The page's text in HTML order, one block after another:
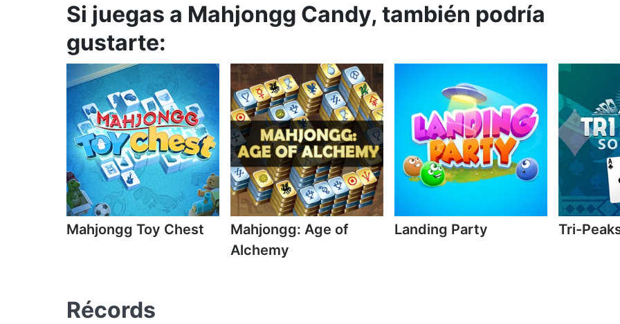
Si juegas a Mahjongg Candy, también podría
gustarte:
Mahjongg Toy Chest
Mahjongg: Age of
Alchemy
Landing Party Tri-
Récords